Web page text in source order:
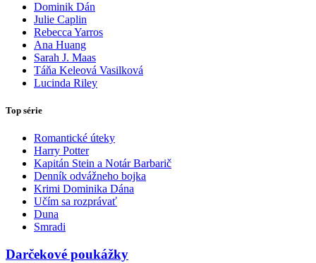
Dominik Dán
Julie Caplin
Rebecca Yarros
Ana Huang
Sarah J. Maas
Táňa Keleová Vasilková
Lucinda Riley
Top série
Romantické úteky
Harry Potter
Kapitán Stein a Notár Barbarič
Denník odvážneho bojka
Krimi Dominika Dána
Učím sa rozprávať
Duna
Smradi
Darčekové poukážky